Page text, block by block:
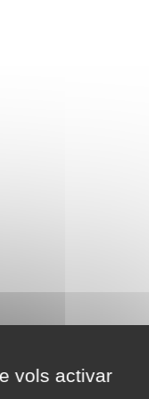
vols activar